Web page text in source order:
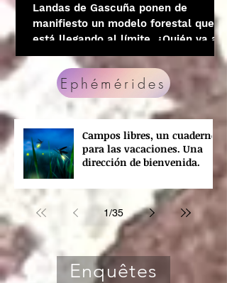
Landas de Gascuña ponen de
manifiesto un modelo forestal que
está llegando al límite. ¿Quién va a
pagar la factura?
Ephémérides
Campos libres, un cuaderno
para las vacaciones. Una
dirección de bienvenida.
1/35
Enquêtes